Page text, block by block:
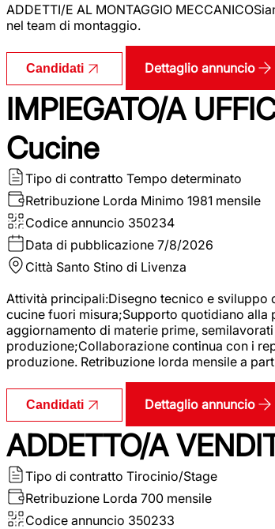
ADDETTI/E AL MONTAGGIO
nel team di montaggio.
Candidati Dettaglio annuncio
IMPIEGATO/A
Cucine
Tipo di contratto Tempo determinato
Retribuzione Lorda Minimo 1981 mensile
Codice annuncio 350234
Data di pubblicazione 7/8/2026
Città Santo Stino di Livenza
Attività principali:Disegno tecnico e sviluppo
cucine fuori misura;Supporto quotidiano
aggiornamento di materie prime,
produzione;Collaborazione continua con i
produzione. Retribuzione lorda mensile a
Candidati Dettaglio annuncio
ADDETTO/A
Tipo di contratto Tirocinio/Stage
Retribuzione Lorda 700 mensile
Codice annuncio 350233